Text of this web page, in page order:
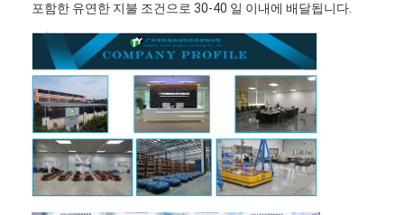
포함한 유연한 지불 조건으로 30-40 일 이내에 배달됩니다.